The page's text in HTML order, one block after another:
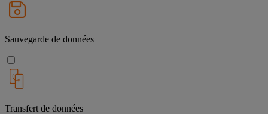
Sauvegarde de données
Transfert de données